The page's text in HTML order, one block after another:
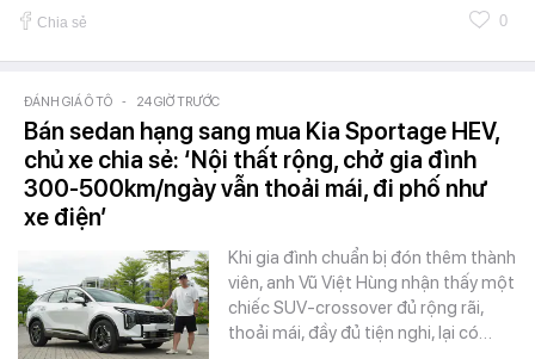
Chia sẻ 0
ĐÁNH GIÁ Ô TÔ - 24 GIỜ TRƯỚC
Bán sedan hạng sang mua Kia Sportage HEV,
chủ xe chia sẻ: ‘Nội thất rộng, chở gia đình
300-500km/ngày vẫn thoải mái, đi phố như
xe điện’
Khi gia đình chuẩn bị đón thêm thành
viên, anh Vũ Việt Hùng nhận thấy một
chiếc SUV-crossover đủ rộng rãi,
thoải mái, đầy đủ tiện nghi, lại có…